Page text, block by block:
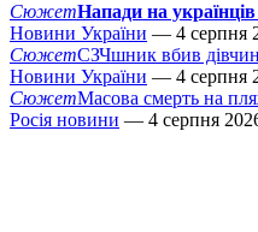
СюжетНапади на
Новини України — 4 серпня
СюжетСЗЧшник вбив
Новини України — 4 серпня
СюжетМасова смерть на
Росія новини — 4 серпня